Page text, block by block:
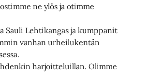
ne ylös ja otimme
Sauli Lehtikangas ja kumppanit
vanhan urheilukentän
harjoitteluillan. Olimme